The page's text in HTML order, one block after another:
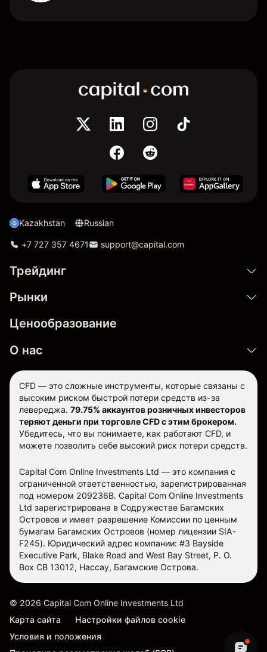
Kazakhstan Russian
+7 727 357 4671 support@capital.com
Трейдинг
Рынки
Ценообразование
О нас
CFD — это сложные инструменты, которые связаны с
высоким риском быстрой потери средств из-за
левереджа. 79.75% аккаунтов розничных инвесторов
теряют деньги при торговле CFD с этим брокером.
Убедитесь, что вы понимаете, как работают CFD, и
можете позволить себе высокий риск потери средств.
Capital Com Online Investments Ltd — это компания с
ограниченной ответственностью, зарегистрированная
под номером 209236B. Capital Com Online Investments
Ltd зарегистрирована в Содружестве Багамских
Островов и имеет разрешение Комиссии по ценным
бумагам Багамских Островов (номер лицензии SIA-
F245). Юридический адрес компании: #3 Bayside
Executive Park, Blake Road and West Bay Street, P. O.
Box CB 13012, Нассау, Багамские Острова.
© 2026 Capital Com Online Investments Ltd
Карта сайта
Настройки файлов cookie
Условия и положения